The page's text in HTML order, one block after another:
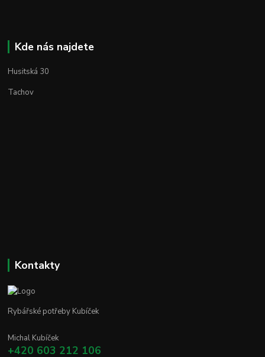
Kde nás najdete
Husitská 30
Tachov
Kontakty
Rybářské potřeby Kubíček
Michal Kubíček
+420 603 212 106